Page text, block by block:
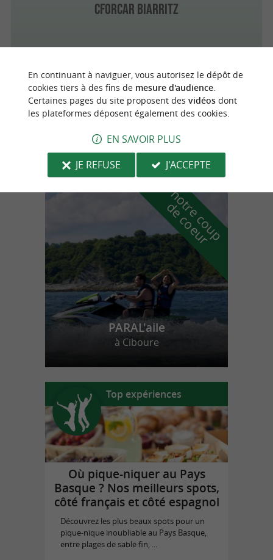
CforCar Biarritz
Achat, Vente, Reprise à Urrugne
Urrugne
n
o
t
r
e
c
o
u
p
d
e
c
o
e
u
r
PARAL'aile
à Ciboure
Top expériences
Où pique-niquer au Pays
Basque ? Nos meilleurs spots,
côté français et côté espagnol
Découvrez les plus beaux spots pour un
pique-nique inoubliable au Pays Basque,
entre plages de sable fin, ...
En continuant à naviguer, vous autorisez le dépôt de
cookies tiers à des fins de mesure d'audience.
Certaines pages du site proposent des vidéosdont
les plateformes déposent également des cookies.
EN SAVOIR PLUS
JE REFUSE
J'ACCEPTE